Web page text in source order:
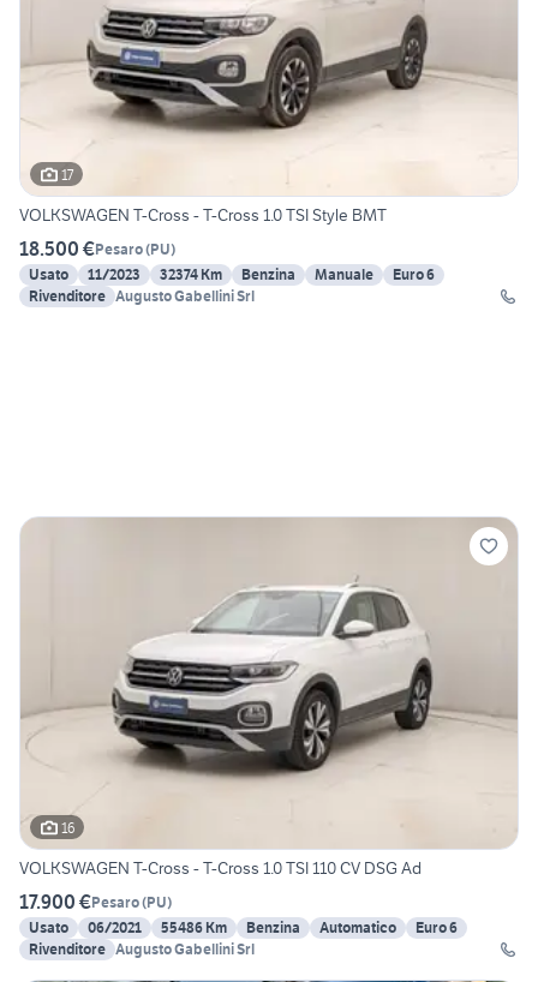
17
VOLKSWAGEN T-Cross - T-Cross 1.0 TSI Style BMT
18.500 €Pesaro(PU)
Usato
11/2023 32374 Km Benzina Manuale
Euro 6
Rivenditore Augusto Gabellini Srl
16
VOLKSWAGEN T-Cross - T-Cross 1.0 TSI 110 CV DSG Ad
17.900 €Pesaro(PU)
Usato
06/2021 55486 Km Benzina Automatico
Euro 6
Rivenditore Augusto Gabellini Srl